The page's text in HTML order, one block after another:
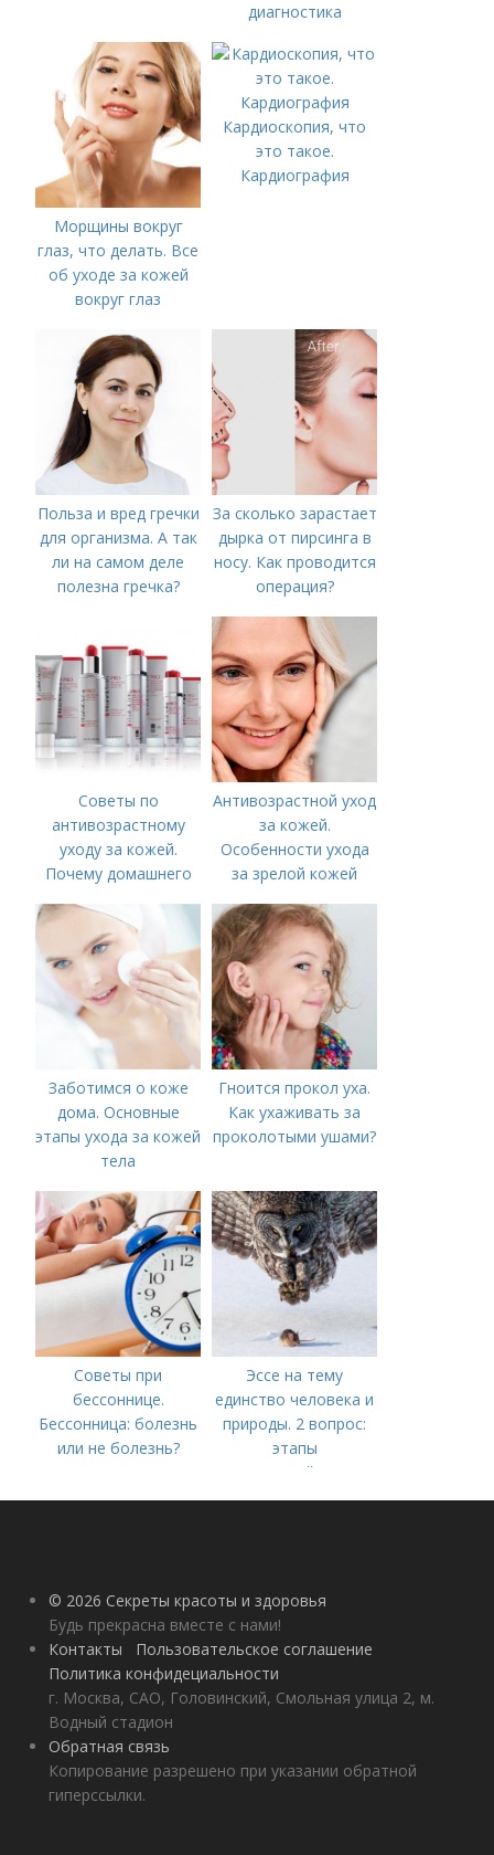
диагностика
Морщины вокруг
глаз, что делать. Все
об уходе за кожей
вокруг глаз
Кардиоскопия, что
это такое.
Кардиография
Польза и вред гречки
для организма. А так
ли на самом деле
полезна гречка?
За сколько зарастает
дырка от пирсинга в
носу. Как проводится
операция?
Советы по
антивозрастному
уходу за кожей.
Почему домашнего
Антивозрастной уход
за кожей.
Особенности ухода
за зрелой кожей
Заботимся о коже
дома. Основные
этапы ухода за кожей
тела
Гноится прокол уха.
Как ухаживать за
проколотыми ушами?
Советы при
бессоннице.
Бессонница: болезнь
или не болезнь?
Эссе на тему
единство человека и
природы. 2 вопрос:
этапы
взаимодействия
природного и
© 2026 Секреты красоты и здоровья
Будь прекрасна вместе с нами!
Контакты
Пользовательское соглашение
Политика конфидециальности
г. Москва, САО, Головинский, Смольная улица 2, м.
Водный стадион
Обратная связь
Копирование разрешено при указании обратной
гиперссылки.